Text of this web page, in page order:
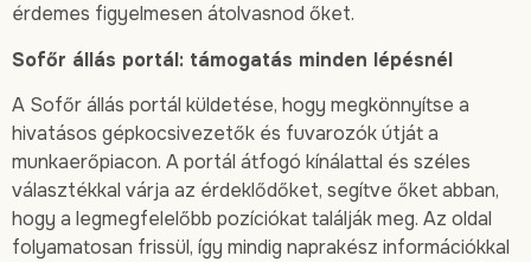
érdemes figyelmesen átolvasnod őket.
Sofőr állás portál: támogatás minden lépésnél
A Sofőr állás portál küldetése, hogy megkönnyítse a
hivatásos gépkocsivezetők és fuvarozók útját a
munkaerőpiacon. A portál átfogó kínálattal és széles
választékkal várja az érdeklődőket, segítve őket abban,
hogy a legmegfelelőbb pozíciókat találják meg. Az oldal
folyamatosan frissül, így mindig naprakész információkkal